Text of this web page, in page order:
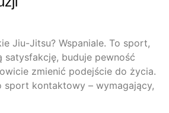
Jiu-Jitsu? Wspaniale. To sport,
satysfakcję, buduje pewność
zmienić podejście do życia.
sport kontaktowy – wymagający,